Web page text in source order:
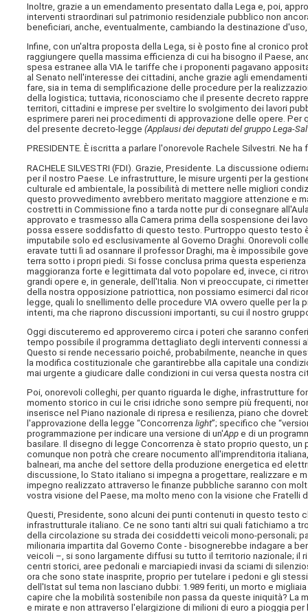
Inoltre, grazie a un emendamento presentato dalla Lega e, poi,
interventi straordinari sul patrimonio residenziale pubblico non
beneficiari, anche, eventualmente, cambiando la destinazione
Infine, con un'altra proposta della Lega, si è posto fine al cronico
raggiungere quella massima efficienza di cui ha bisogno il Paese,
spesa estranee alla VIA le tariffe che i proponenti pagavano
al Senato nell'interesse dei cittadini, anche grazie agli
fare, sia in tema di semplificazione delle procedure per la
della logistica; tuttavia, riconosciamo che il presente decreto
territori, cittadini e imprese per sveltire lo svolgimento dei lavori
esprimere pareri nei procedimenti di approvazione delle opere.
del presente decreto-legge(Applausi dei deputati del gruppo Lega-
PRESIDENTE. È iscritta a parlare l'onorevole Rachele Silvestri. Ne ha
RACHELE SILVESTRI (FDI). Grazie, Presidente. La discussione
per il nostro Paese. Le infrastrutture, le misure urgenti per la
culturale ed ambientale, la possibilità di mettere nelle migliori
questo provvedimento avrebbero meritato maggiore attenzione e
costretti in Commissione fino a tarda notte pur di consegnare
approvato e trasmesso alla Camera prima della sospensione dei
possa essere soddisfatto di questo testo. Purtroppo questo testo
imputabile solo ed esclusivamente al Governo Draghi. Onorevoli
eravate tutti lì ad osannare il professor Draghi, ma è impossibile
terra sotto i propri piedi. Si fosse conclusa prima questa
maggioranza forte e legittimata dal voto popolare ed, invece, ci
grandi opere e, in generale, dell'Italia. Non vi preoccupate, ci
della nostra opposizione patriottica, non possiamo esimerci dal
legge, quali lo snellimento delle procedure VIA ovvero quelle per
intenti, ma che riaprono discussioni importanti, su cui il nostro
Oggi discuteremo ed approveremo circa i poteri che saranno
tempo possibile il programma dettagliato degli interventi connessi
Questo si rende necessario poiché, probabilmente, neanche in
la modifica costituzionale che garantirebbe alla capitale una
mai urgente a giudicare dalle condizioni in cui versa questa nostra
Poi, onorevoli colleghi, per quanto riguarda le dighe, infrastrutture
momento storico in cui le crisi idriche sono sempre più frequenti,
inserisce nel Piano nazionale di ripresa e resilienza, piano che
l'approvazione della legge “Concorrenzalight”; specifico che
programmazione per indicare una versione di un'App e di un
basilare. Il disegno di legge Concorrenza è stato proprio questo,
comunque non potrà che creare nocumento all'imprenditoria
balneari, ma anche del settore della produzione energetica ed
discussione, lo Stato italiano si impegna a progettare, realizzare e
impegno realizzato attraverso le finanze pubbliche saranno con
vostra visione del Paese, ma molto meno con la visione che Fratelli
Questi, Presidente, sono alcuni dei punti contenuti in questo testo
infrastrutturale italiano. Ce ne sono tanti altri sui quali fatichiamo a
della circolazione su strada dei cosiddetti veicoli mono-personali;
milionaria impartita dal Governo Conte - bisognerebbe indagare a
veicoli –, si sono largamente diffusi su tutto il territorio nazionale;
centri storici, aree pedonali e marciapiedi invasi da sciami di
ora che sono state inasprite, proprio per tutelare i pedoni e gli
dell'Istat sul tema non lasciano dubbi: 1.989 feriti, un morto e
capire che la mobilità sostenibile non passa da queste iniquità?
e mirate e non attraverso l'elargizione di milioni di euro a pioggia